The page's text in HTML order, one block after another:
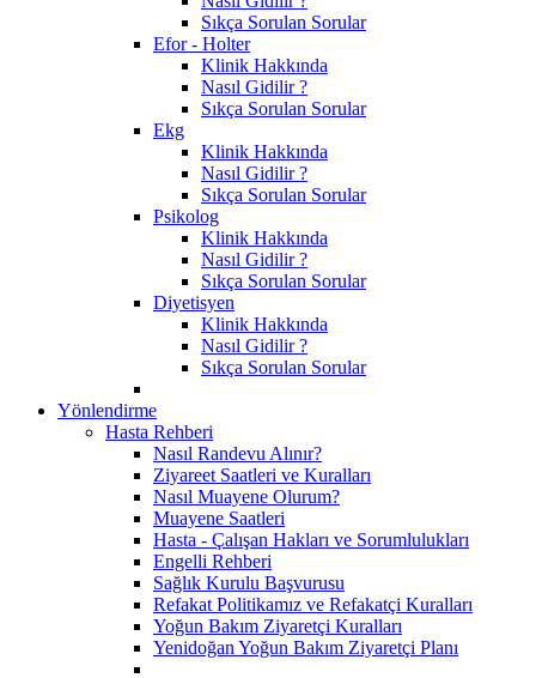
Sıkça Sorulan Sorular
Efor - Holter
Klinik Hakkında
Nasıl Gidilir ?
Sıkça Sorulan Sorular
Ekg
Klinik Hakkında
Nasıl Gidilir ?
Sıkça Sorulan Sorular
Psikolog
Klinik Hakkında
Nasıl Gidilir ?
Sıkça Sorulan Sorular
Diyetisyen
Klinik Hakkında
Nasıl Gidilir ?
Sıkça Sorulan Sorular
Yönlendirme
Hasta Rehberi
Nasıl Randevu Alınır?
Ziyareet Saatleri ve Kuralları
Nasıl Muayene Olurum?
Muayene Saatleri
Hasta - Çalışan Hakları ve Sorumlulukları
Engelli Rehberi
Sağlık Kurulu Başvurusu
Refakat Politikamız ve Refakatçi Kuralları
Yoğun Bakım Ziyaretçi Kuralları
Yenidoğan Yoğun Bakım Ziyaretçi Planı